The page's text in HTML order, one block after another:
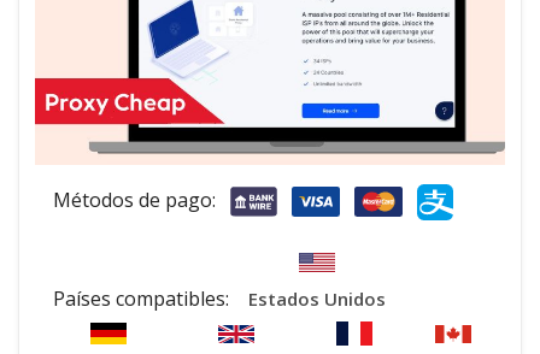
Métodos de pago:
Países compatibles: Estados Unidos